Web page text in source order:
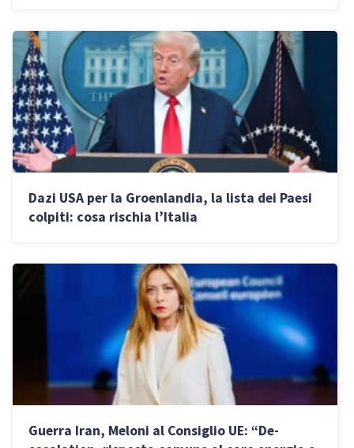
Dazi USA per la Groenlandia, la lista dei Paesi
colpiti: cosa rischia l’Italia
Guerra Iran, Meloni al Consiglio UE: “De-